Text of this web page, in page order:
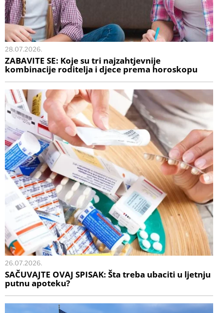
28.07.2026.
ZABAVITE SE: Koje su tri najzahtjevnije
kombinacije roditelja i djece prema horoskopu
26.07.2026.
SAČUVAJTE OVAJ SPISAK: Šta treba ubaciti u ljetnju
putnu apoteku?